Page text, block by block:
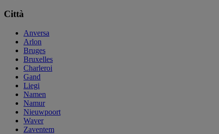
Città
Anversa
Arlon
Bruges
Bruxelles
Charleroi
Gand
Liegi
Namen
Namur
Nieuwpoort
Waver
Zaventem